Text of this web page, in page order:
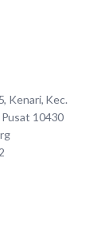
Kenari, Kec.
10430